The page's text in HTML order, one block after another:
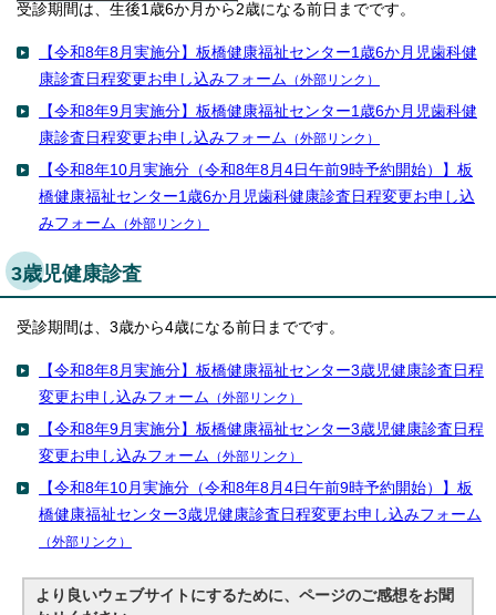
日本語
한국어
简体中文
受診期間は、生後1歳6か月から2歳になる前日までです。
【令和8年8月実施分】板橋健康福祉センター1歳6か月児歯科健
康診査日程変更お申し込みフォーム （外部リンク）
【令和8年9月実施分】板橋健康福祉センター1歳6か月児歯科健
康診査日程変更お申し込みフォーム （外部リンク）
【令和8年10月実施分（令和8年8月4日午前9時予約開始）】板
橋健康福祉センター1歳6か月児歯科健康診査日程変更お申し込
みフォーム （外部リンク）
3歳児健康診査
受診期間は、3歳から4歳になる前日までです。
【令和8年8月実施分】板橋健康福祉センター3歳児健康診査日程
変更お申し込みフォーム （外部リンク）
【令和8年9月実施分】板橋健康福祉センター3歳児健康診査日程
変更お申し込みフォーム （外部リンク）
【令和8年10月実施分（令和8年8月4日午前9時予約開始）】板
橋健康福祉センター3歳児健康診査日程変更お申し込みフォーム
（外部リンク）
より良いウェブサイトにするために、ページのご感想をお聞